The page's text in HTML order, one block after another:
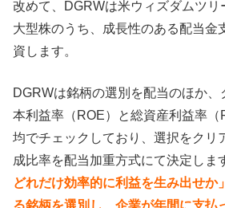
改めて、DGRWは米ウィズダムツ
大型株のうち、成長性のある配当金
資します。
DGRWは銘柄の選別を配当のほか、
本利益率（ROE）と総資産利益率
均でチェックしており、選択をクリ
成比率を配当加重方式にて決定しま
どれだけ効率的に利益を生み出せか
る銘柄を選別し、企業が年間に支払